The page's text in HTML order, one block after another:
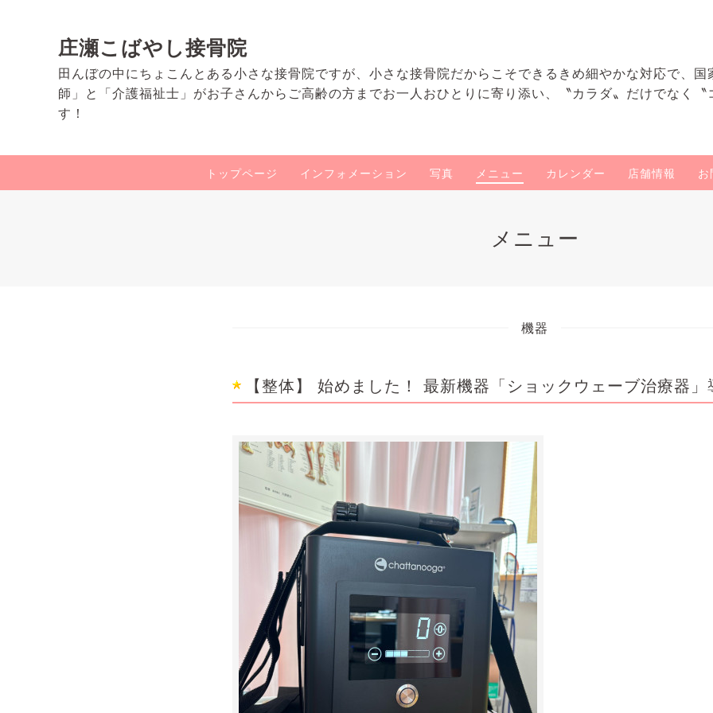
庄瀬こばやし接骨院
田んぼの中にちょこんとある小さな接骨院ですが、小さな接骨院だからこそできるきめ細やかな対応で、
師」と「介護福祉士」がお子さんからご高齢の方までお一人おひとりに寄り添い、〝カラダ〟だけでなく
す！
トップページ インフォメーション 写真 メニュー カレンダー 店舗情報 お
メニュー
機器
【整体】 始めました！ 最新機器「ショックウェーブ治療器」